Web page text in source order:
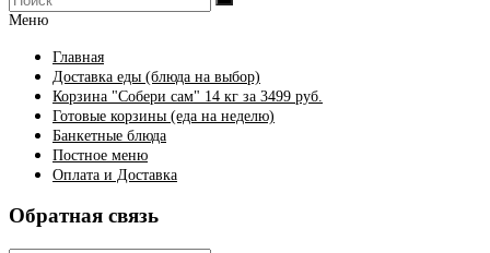
Меню
Главная
Доставка еды (блюда на выбор)
Корзина "Собери сам" 14 кг за 3499 руб.
Готовые корзины (еда на неделю)
Банкетные блюда
Постное меню
Оплата и Доставка
Обратная связь